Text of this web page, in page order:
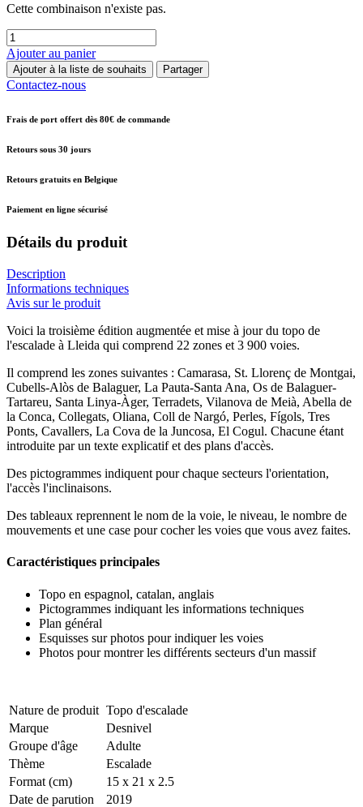
Cette combinaison n'existe pas.
Ajouter au panier
Ajouter à la liste de souhaits Partager
Contactez-nous
Frais de port offert dès 80€ de commande
Retours sous 30 jours
Retours gratuits en Belgique
Paiement en ligne sécurisé
Détails du produit
Description
Informations techniques
Avis sur le produit
Voici la troisième édition augmentée et mise à jour du topo de
l'escalade à Lleida qui comprend 22 zones et 3 900 voies.
Il comprend les zones suivantes : Camarasa, St. Llorenç de Montgai,
Cubells-Alòs de Balaguer, La Pauta-Santa Ana, Os de Balaguer-
Tartareu, Santa Linya-Àger, Terradets, Vilanova de Meià, Abella de
la Conca, Collegats, Oliana, Coll de Nargó, Perles, Fígols, Tres
Ponts, Cavallers, La Cova de la Juncosa, El Cogul. Chacune étant
introduite par un texte explicatif et des plans d'accès.
Des pictogrammes indiquent pour chaque secteurs l'orientation,
l'accès l'inclinaisons.
Des tableaux reprennent le nom de la voie, le niveau, le nombre de
mouvements et une case pour cocher les voies que vous avez faites.
Caractéristiques principales
Topo en espagnol, catalan, anglais
Pictogrammes indiquant les informations techniques
Plan général
Esquisses sur photos pour indiquer les voies
Photos pour montrer les différents secteurs d'un massif
Nature de produit Topo d'escalade
Marque
Desnivel
Groupe d'âge
Adulte
Thème
Escalade
Format (cm)
15 x 21 x 2.5
Date de parution
2019